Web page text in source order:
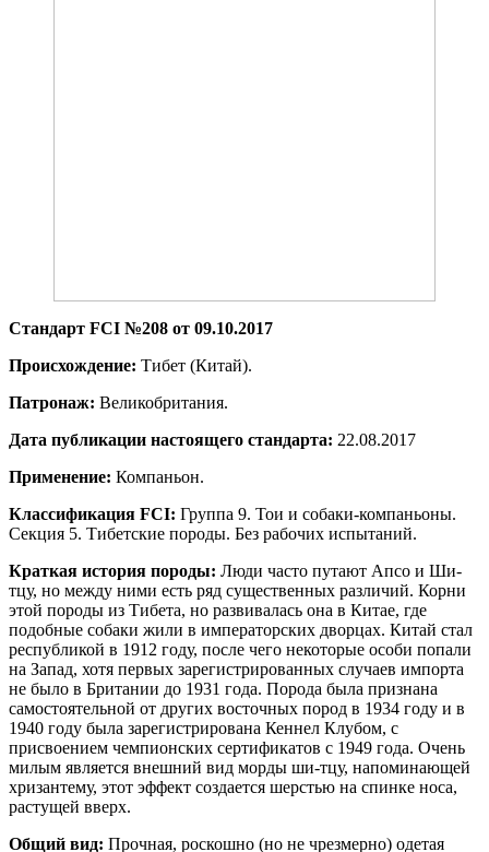
Стандарт FCI №208 от 09.10.2017
Происхождение: Тибет (Китай).
Патронаж: Великобритания.
Дата публикации настоящего стандарта: 22.08.2017
Применение: Компаньон.
Классификация FCI: Группа 9. Тои и собаки-компаньоны.
Секция 5. Тибетские породы. Без рабочих испытаний.
Краткая история породы: Люди часто путают Апсо и Ши-
тцу, но между ними есть ряд существенных различий. Корни
этой породы из Тибета, но развивалась она в Китае, где
подобные собаки жили в императорских дворцах. Китай стал
республикой в 1912 году, после чего некоторые особи попали
на Запад, хотя первых зарегистрированных случаев импорта
не было в Британии до 1931 года. Порода была признана
самостоятельной от других восточных пород в 1934 году и в
1940 году была зарегистрирована Кеннел Клубом, с
присвоением чемпионских сертификатов с 1949 года. Очень
милым является внешний вид морды ши-тцу, напоминающей
хризантему, этот эффект создается шерстью на спинке носа,
растущей вверх.
Общий вид: Прочная, роскошно (но не чрезмерно) одетая